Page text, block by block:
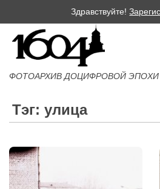
Здравствуйте!
ФОТОАРХИВ ДОЦИФРОВОЙ ЭПОХИ
Тэг: улица